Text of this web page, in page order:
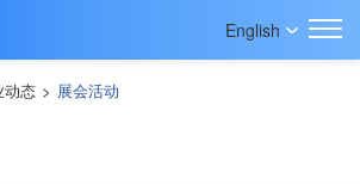
English
动态 > 展会活动